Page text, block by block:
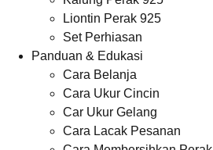
Liontin Perak 925
Set Perhiasan
Panduan & Edukasi
Cara Belanja
Cara Ukur Cincin
Car Ukur Gelang
Cara Lacak Pesanan